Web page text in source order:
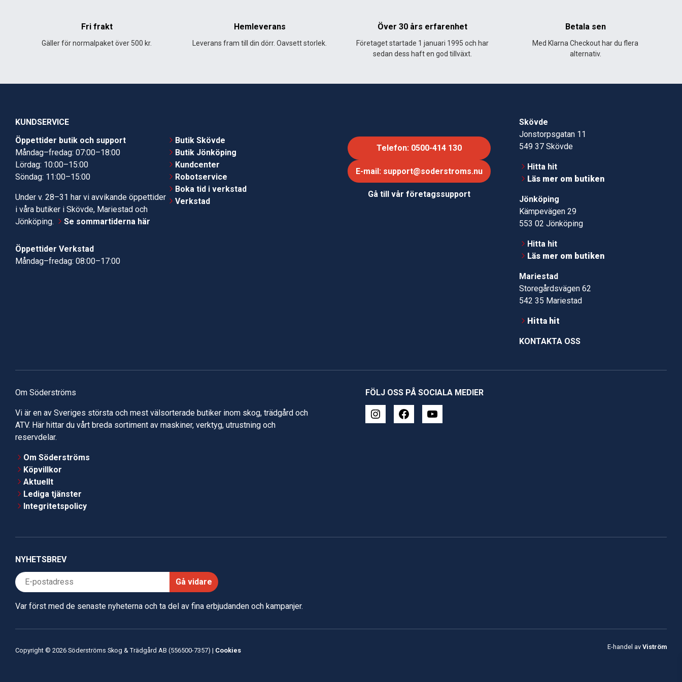
Fri frakt
Gäller för normalpaket över 500 kr.
Hemleverans
Leverans fram till din dörr. Oavsett storlek.
Över 30 års erfarenhet
Företaget startade 1 januari 1995 och har
sedan dess haft en god tillväxt.
Betala sen
Med Klarna Checkout har du flera
alternativ.
KUNDSERVICE
Öppettider butik och support
Måndag–fredag: 07:00–18:00
Lördag: 10:00–15:00
Söndag: 11:00–15:00
Under v. 28–31 har vi avvikande öppettider
i våra butiker i Skövde, Mariestad och
Jönköping.
Se sommartiderna här
Öppettider Verkstad
Måndag–fredag: 08:00–17:00
Butik Skövde
Butik Jönköping
Kundcenter
Robotservice
Boka tid i verkstad
Verkstad
Telefon: 0500-414 130
E-mail: support@soderstroms.nu
Gå till vår företagssupport
Skövde
Jonstorpsgatan 11
549 37 Skövde
Hitta hit
Läs mer om butiken
Jönköping
Kämpevägen 29
553 02 Jönköping
Hitta hit
Läs mer om butiken
Mariestad
Storegårdsvägen 62
542 35 Mariestad
Hitta hit
KONTAKTA OSS
Om Söderströms
Vi är en av Sveriges största och mest välsorterade butiker inom skog, trädgård och
ATV. Här hittar du vårt breda sortiment av maskiner, verktyg, utrustning och
reservdelar.
Om Söderströms
Köpvillkor
Aktuellt
Lediga tjänster
Integritetspolicy
FÖLJ OSS PÅ SOCIALA MEDIER
NYHETSBREV
Gå vidare
Var först med de senaste nyheterna och ta del av fina erbjudanden och kampanjer.
Copyright © 2026 Söderströms Skog & Trädgård AB (556500-7357) | Cookies E-handel av Viström